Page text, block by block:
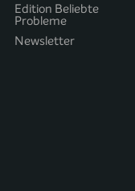
Edition Beliebte
Probleme
Newsletter